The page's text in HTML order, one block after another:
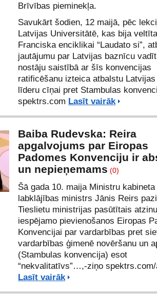
Brīvības pieminekļa.
Savukārt šodien, 12 maijā, pēc
Latvijas Universitātē, kas bija
Franciska enciklikai “Laudato si”,
jautājumu par Latvijas baznīcu
nostāju saistībā ar šīs konvencijas
ratificēšanu izteica atbalstu
līderu cīņai pret Stambulas
spektrs.com Lasīt vairāk
Baiba Rudevska: Reira
apgalvojums par Eiropas
Padomes Konvenciju ir
un nepieņemams (0)
Šā gada 10. maija Ministru kabineta
labklājības ministrs Jānis Reirs
Tieslietu ministrijas pasūtītais
iespējamo pievienošanos Eiropas
Konvencijai par vardarbības pret
vardarbības ģimenē novēršanu un
(Stambulas konvencija) esot
“nekvalitatīvs”…,-ziņo spektrs.com/
Lasīt vairāk